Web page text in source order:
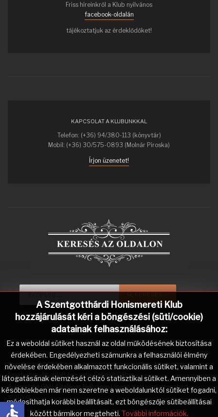
A Szentgotthárdi Honismereti Klub
hozzájárulását kéri a böngészési (süti/cookie)
adatainak felhasználásához:
Ez a weboldal sütiket használ az oldal működésének biztosítása
érdekében. Engedélyezheti számunkra a felhasználói élmény
növelése érdekében alkalmazott funkcionális sütiket, valamint a
látogatásának elemzését célzó statisztikai sütiket. Amennyiben a
későbbiekben már nem szeretne a weboldalunktól sütiket fogadni,
módosíthatja korábbi beállításait, ezt böngészője sütibeállításai
között bármikor megteheti. További információk.
Friss híreinkről a Klub nyilvános
facebook-oldalán
tájékoztatjuk az érdeklődőket!
KAPCSOLAT A KLUBUNKKAL
Telefon: (+36) 94/380-113 (könyvtár)
Mobil: (+36) 30/575-0893 (Molnár Piroska)
Írjon üzenetet!
Keresés... Type 2 or more characters for
Copyright © 2026 Szentgotthárdi Honismereti Klub. Minden jog
fenntartva. Az oldalt tervezte:Csilinkó Gábor.
A
Joomla! a GNU Általános Nyilvános Licenc
alatt kiadott szabad
accessible